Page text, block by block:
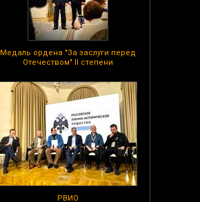
Медаль ордена "За заслуги перед
Отечеством" II степени
РВИО